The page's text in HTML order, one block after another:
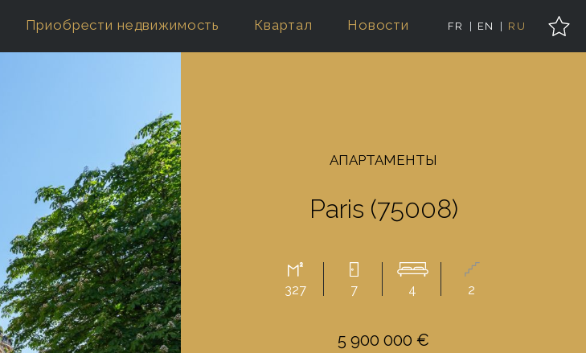
FR EN RU
Приобрести недвижимость Квартал Новости
AПАРТАМЕНТЫ
Paris (75008)
327 7 4 2
5 900 000 €